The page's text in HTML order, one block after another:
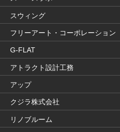
スウィング
フリーアート・コーポレーション
G-FLAT
アトラクト設計工務
アップ
クジラ株式会社
リノブルーム